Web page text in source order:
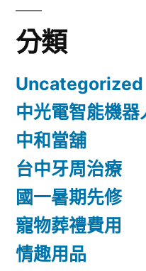
分類
Uncategorized
中光電智能機器
中和當舖
台中牙周治療
國一暑期先修
寵物葬禮費用
情趣用品